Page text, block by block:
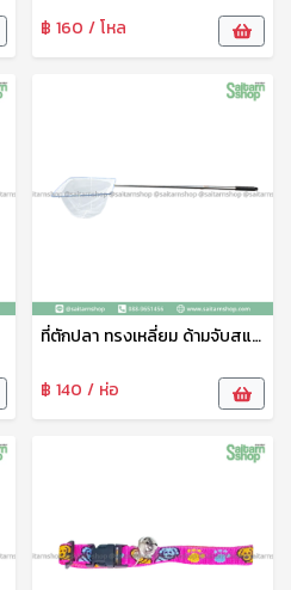
฿ 160 / โหล
ที่ตักปลา ทรงเหลี่ยม ด้ามจับสแตนเลส ขนาด 18*26ซม ที่ตักปลาเนื้อดี สวิงตักปลา ตาข่ายช้อนปลา ด้ามจับอย่างดี แข็งแรง ทนทาน N-293
฿ 140 / ห่อ